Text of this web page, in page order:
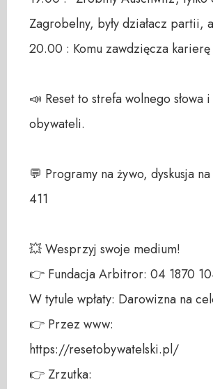
Zagrobelny, były działacz partii,
20.00 : Komu zawdzięcza
📣 Reset to strefa wolnego
obywateli.
💬 Programy na żywo, dyskusja
411
💥 Wesprzyj swoje medium!
👉 Fundacja Arbitror: 04 1870
W tytule wpłaty: Darowizna na
👉 Przez www:
https://resetobywatelski.pl/
👉 Zrzutka: